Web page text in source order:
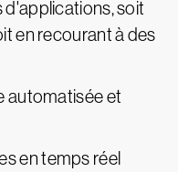
d'applications, soit
en recourant à des
automatisée et
en temps réel